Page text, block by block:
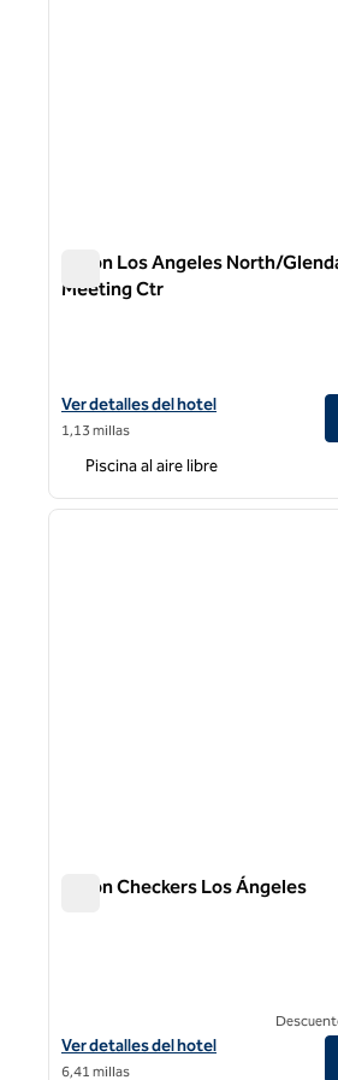
Hilton Los Angeles North/
Meeting Ctr
Ver detalles del hotel Hilton Los
Ver detalles del hotel
1,13 millas
Piscina al aire libre
1 de 12
Hilton Checkers Los Ángeles
Ver detalles del hotel Hilton Checkers
Ver detalles del hotel
6,41 millas